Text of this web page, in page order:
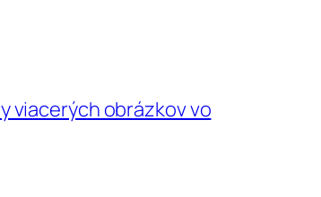
viacerých obrázkov vo